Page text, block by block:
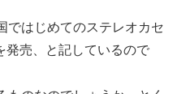
ではじめてのステレオカセ
発売、と記しているので